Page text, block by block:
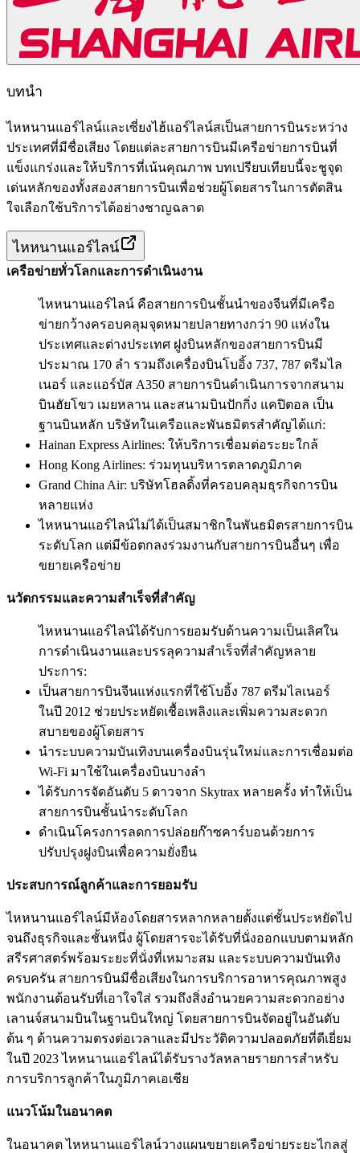
บทนำ
ไหหนานแอร์ไลน์และเซี่ยงไฮ้แอร์ไลน์สเป็นสายการบินระหว่าง
ประเทศที่มีชื่อเสียง โดยแต่ละสายการบินมีเครือข่ายการบินที่
แข็งแกร่งและให้บริการที่เน้นคุณภาพ บทเปรียบเทียบนี้จะชูจุด
เด่นหลักของทั้งสองสายการบินเพื่อช่วยผู้โดยสารในการตัดสิน
ใจเลือกใช้บริการได้อย่างชาญฉลาด
ไหหนานแอร์ไลน์
เครือข่ายทั่วโลกและการดำเนินงาน
ไหหนานแอร์ไลน์ คือสายการบินชั้นนำของจีนที่มีเครือ
ข่ายกว้างครอบคลุมจุดหมายปลายทางกว่า 90 แห่งใน
ประเทศและต่างประเทศ ฝูงบินหลักของสายการบินมี
ประมาณ 170 ลำ รวมถึงเครื่องบินโบอิ้ง 737, 787 ดรีมไล
เนอร์ และแอร์บัส A350 สายการบินดำเนินการจากสนาม
บินฮัยโขว เมยหลาน และสนามบินปักกิ่ง แคปิตอล เป็น
ฐานบินหลัก บริษัทในเครือและพันธมิตรสำคัญได้แก่:
Hainan Express Airlines: ให้บริการเชื่อมต่อระยะใกล้
Hong Kong Airlines: ร่วมทุนบริหารตลาดภูมิภาค
Grand China Air: บริษัทโฮลดิ้งที่ครอบคลุมธุรกิจการบิน
หลายแห่ง
ไหหนานแอร์ไลน์ไม่ได้เป็นสมาชิกในพันธมิตรสายการบิน
ระดับโลก แต่มีข้อตกลงร่วมงานกับสายการบินอื่นๆ เพื่อ
ขยายเครือข่าย
นวัตกรรมและความสำเร็จที่สำคัญ
ไหหนานแอร์ไลน์ได้รับการยอมรับด้านความเป็นเลิศใน
การดำเนินงานและบรรลุความสำเร็จที่สำคัญหลาย
ประการ:
เป็นสายการบินจีนแห่งแรกที่ใช้โบอิ้ง 787 ดรีมไลเนอร์
ในปี 2012 ช่วยประหยัดเชื้อเพลิงและเพิ่มความสะดวก
สบายของผู้โดยสาร
นำระบบความบันเทิงบนเครื่องบินรุ่นใหม่และการเชื่อมต่อ
Wi-Fi มาใช้ในเครื่องบินบางลำ
ได้รับการจัดอันดับ 5 ดาวจาก Skytrax หลายครั้ง ทำให้เป็น
สายการบินชั้นนำระดับโลก
ดำเนินโครงการลดการปล่อยก๊าซคาร์บอนด้วยการ
ปรับปรุงฝูงบินเพื่อความยั่งยืน
ประสบการณ์ลูกค้าและการยอมรับ
ไหหนานแอร์ไลน์มีห้องโดยสารหลากหลายตั้งแต่ชั้นประหยัดไป
จนถึงธุรกิจและชั้นหนึ่ง ผู้โดยสารจะได้รับที่นั่งออกแบบตามหลัก
สรีรศาสตร์พร้อมระยะที่นั่งที่เหมาะสม และระบบความบันเทิง
ครบครัน สายการบินมีชื่อเสียงในการบริการอาหารคุณภาพสูง
พนักงานต้อนรับที่เอาใจใส่ รวมถึงสิ่งอำนวยความสะดวกอย่าง
เลานจ์สนามบินในฐานบินใหญ่ โดยสายการบินจัดอยู่ในอันดับ
ต้น ๆ ด้านความตรงต่อเวลาและมีประวัติความปลอดภัยที่ดีเยี่ยม
ในปี 2023 ไหหนานแอร์ไลน์ได้รับรางวัลหลายรายการสำหรับ
การบริการลูกค้าในภูมิภาคเอเชีย
แนวโน้มในอนาคต
ในอนาคต ไหหนานแอร์ไลน์วางแผนขยายเครือข่ายระยะไกลสู่